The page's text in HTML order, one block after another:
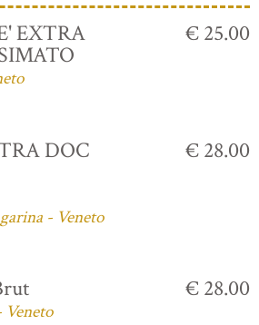
EXTRA € 25.00
DOC
- Veneto
€ 28.00
€ 28.00